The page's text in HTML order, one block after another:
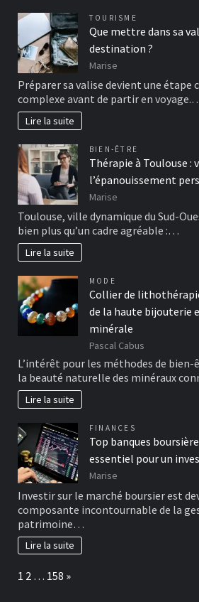
TOURISME
Que mettre dans sa
destination ?
Marise
Préparer sa valise devient une étape
complexe avant de partir en
Lire la suite
BIEN-ÊTRE
Thérapie à Toulouse :
l’épanouissement
Marise
Toulouse, ville dynamique du Sud-
bien plus qu’un cadre agréable :…
Lire la suite
MODE
Collier de
de la haute bijouterie
minérale
Pascal Cabus
L’intérêt pour les méthodes de
la beauté naturelle des minéraux
Lire la suite
FINANCES
Top banques
essentiel pour un
Marise
Investir sur le marché boursier est
composante incontournable de la
patrimoine…
Lire la suite
Page:
1 2 … 158 Next
»